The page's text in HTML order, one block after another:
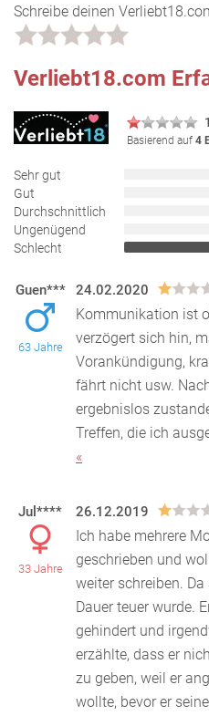
Schreibe deinen
Verliebt18.com
Basierend auf 4
Sehr gut
Gut
Durchschnittlich
Ungenügend
Schlecht
Guen***
63 Jahre
24.02.2020
Kommunikation ist
verzögert sich hin,
Vorankündigung,
fährt nicht usw. Nac
ergebnislos
Treffen, die ich
«
Jul****
33 Jahre
26.12.2019
Ich habe mehrere
geschrieben und
weiter schreiben.
Dauer teuer wurde.
gehindert und
erzählte, dass er
zu geben, weil er
wollte, bevor er